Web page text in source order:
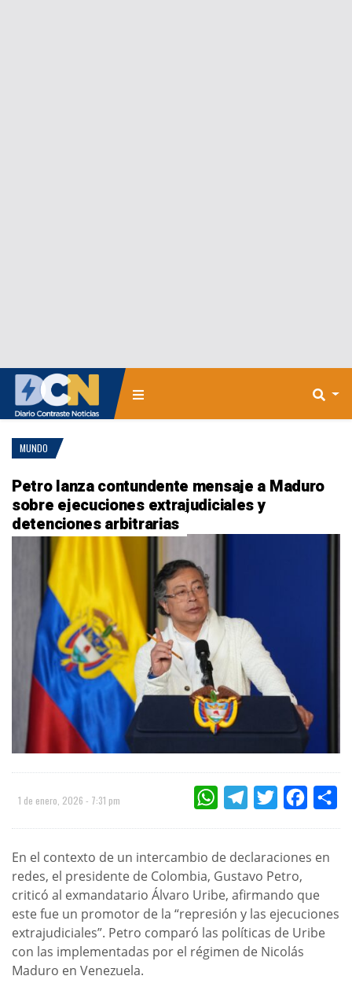
MUNDO
Petro lanza contundente mensaje a Maduro
sobre ejecuciones extrajudiciales y
detenciones arbitrarias
1 de enero, 2026 - 7:31 pm WHATSAPPTELEGRAMTWITTER
En el contexto de un intercambio de declaraciones en
redes, el presidente de Colombia, Gustavo Petro,
criticó al exmandatario Álvaro Uribe, afirmando que
este fue un promotor de la “represión y las ejecuciones
extrajudiciales”. Petro comparó las políticas de Uribe
con las implementadas por el régimen de Nicolás
Maduro en Venezuela.